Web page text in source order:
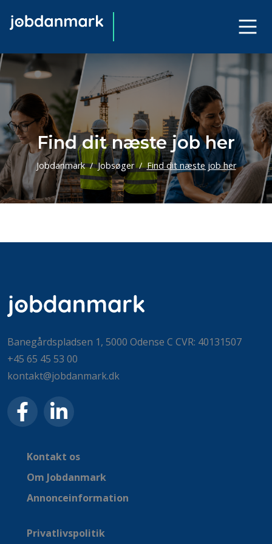
Find dit næste job her
Jobdanmark Jobsøger Find dit næste job her
Banegårdspladsen 1, 5000 Odense C CVR: 40131507
+45 65 45 53 00
kontakt@jobdanmark.dk
Kontakt os
Om Jobdanmark
Annonceinformation
Privatlivspolitik